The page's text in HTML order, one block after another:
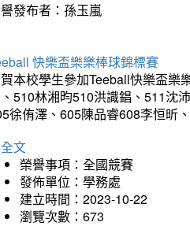
發布者：孫玉嵐
快樂盃樂樂棒球錦標賽
本校學生參加Teeball快樂盃樂
510林湘昀510洪識錩、511沈
徐侑澤、605陳品睿608李恒昕
文
榮譽事項：全國競賽
發佈單位：學務處
建立時間：2023-10-22
瀏覽次數：673